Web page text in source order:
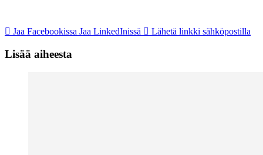
Jaa Facebookissa Jaa LinkedInissä Lähetä linkki sähköpostilla
Lisää aiheesta